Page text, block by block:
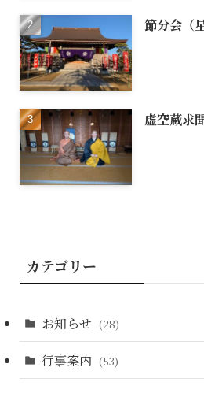
節分会（
虚空蔵求
カテゴリー
お知らせ (28)
行事案内 (53)